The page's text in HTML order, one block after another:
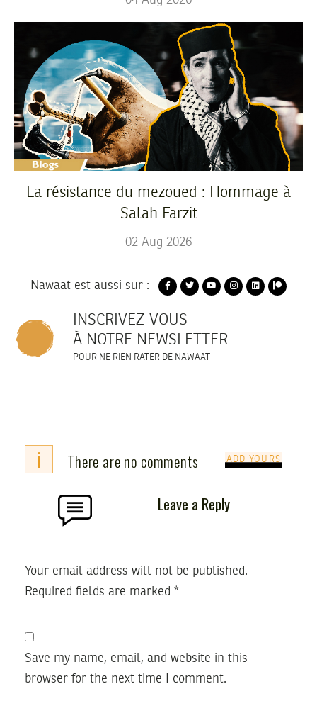
La résistance du mezoued : Hommage à
Salah Farzit
02 Aug 2026
Nawaat est aussi sur :
INSCRIVEZ-VOUS
À NOTRE NEWSLETTER
POUR NE RIEN RATER DE NAWAAT
i There are no comments ADD YOURS
Leave a Reply
Your email address will not be published.
Required fields are marked *
Save my name, email, and website in this
browser for the next time I comment.